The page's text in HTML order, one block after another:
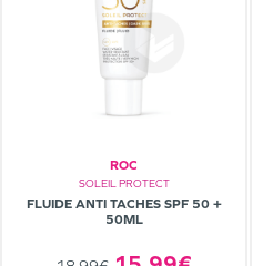
ROC
SOLEIL PROTECT
FLUIDE ANTI TACHES SPF 50 +
50ML